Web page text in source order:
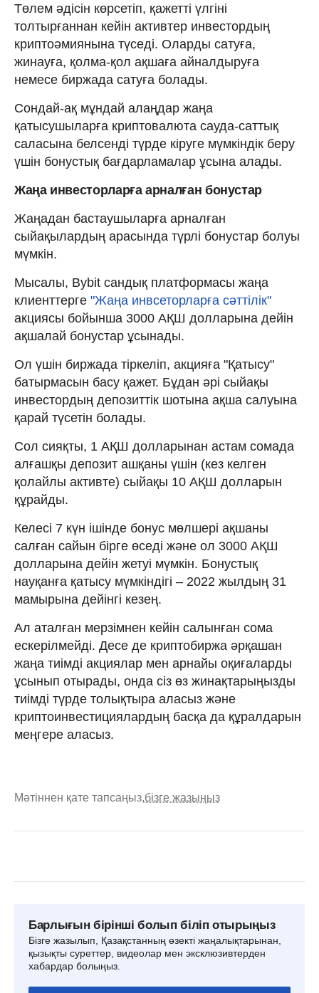
Төлем әдісін көрсетіп, қажетті үлгіні
толтырғаннан кейін активтер инвестордың
криптоәмиянына түседі. Оларды сатуға,
жинауға, қолма-қол ақшаға айналдыруға
немесе биржада сатуға болады.
Сондай-ақ мұндай алаңдар жаңа
қатысушыларға криптовалюта сауда-саттық
саласына белсенді түрде кіруге мүмкіндік беру
үшін бонустық бағдарламалар ұсына алады.
Жаңа инвесторларға арналған бонустар
Жаңадан бастаушыларға арналған
сыйақылардың арасында түрлі бонустар болуы
мүмкін.
Мысалы, Вybit сандық платформасы жаңа
клиенттерге "Жаңа инвсеторларға сәттілік"
акциясы бойынша 3000 АҚШ долларына дейін
ақшалай бонустар ұсынады.
Ол үшін биржада тіркеліп, акцияға "Қатысу"
батырмасын басу қажет. Бұдан әрі сыйақы
инвестордың депозиттік шотына ақша салуына
қарай түсетін болады.
Сол сияқты, 1 АҚШ долларынан астам сомада
алғашқы депозит ашқаны үшін (кез келген
қолайлы активте) сыйақы 10 АҚШ долларын
құрайды.
Келесі 7 күн ішінде бонус мөлшері ақшаны
салған сайын бірге өседі және ол 3000 АҚШ
долларына дейін жетуі мүмкін. Бонустық
науқанға қатысу мүмкіндігі – 2022 жылдың 31
мамырына дейінгі кезең.
Ал аталған мерзімнен кейін салынған сома
ескерілмейді. Десе де криптобиржа әрқашан
жаңа тиімді акциялар мен арнайы оқиғаларды
ұсынып отырады, онда сіз өз жинақтарыңызды
тиімді түрде толықтыра аласыз және
криптоинвестициялардың басқа да құралдарын
меңгере аласыз.
Мәтіннен қате тапсаңыз,бізге жазыңыз
Барлығын бірінші болып біліп отырыңыз
Бізге жазылып, Қазақстанның өзекті жаңалықтарынан,
қызықты суреттер, видеолар мен эксклюзивтерден
хабардар болыңыз.